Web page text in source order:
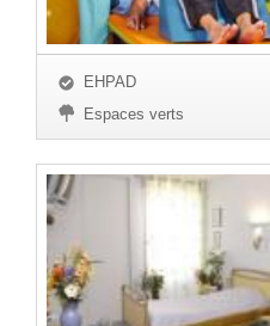
EHPAD
Espaces verts